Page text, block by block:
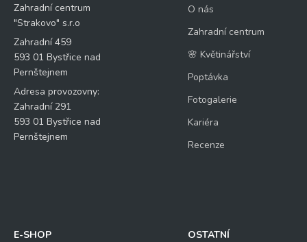
Zahradní centrum
"Strakovo" s.r.o
Zahradní 459
593 01 Bystřice nad
Pernštejnem
Adresa provozovny:
Zahradní 291
593 01 Bystřice nad
Pernštejnem
O nás
Zahradní centrum
🌸 Květinářství
Poptávka
Fotogalerie
Kariéra
Recenze
E-SHOP OSTATNÍ